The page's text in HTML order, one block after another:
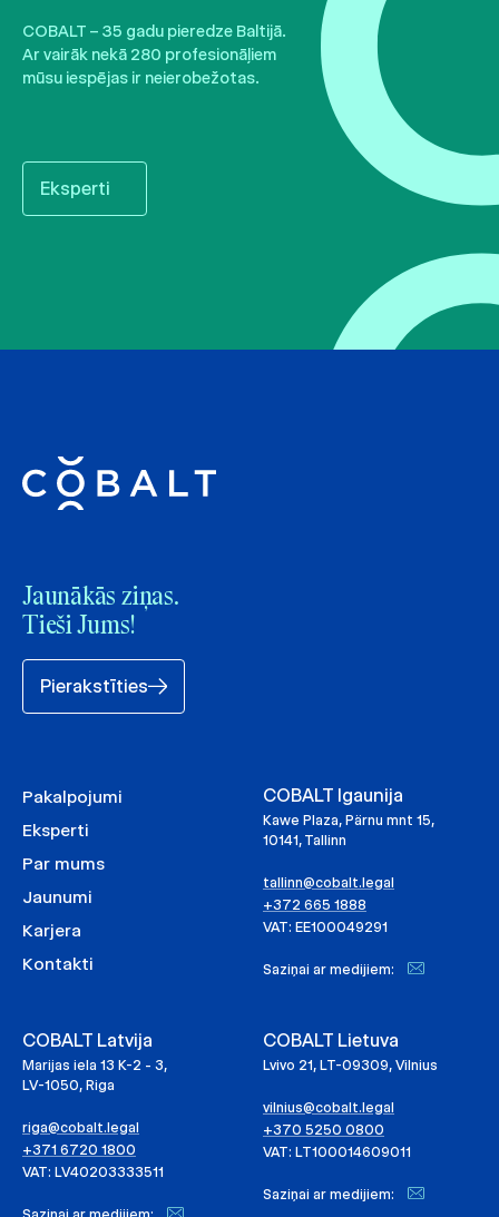
COBALT – 35 gadu pieredze Baltijā.
Ar vairāk nekā 280 profesionāļiem
mūsu iespējas ir neierobežotas.
Eksperti
Jaunākās ziņas.
Tieši Jums!
Pierakstīties
Pakalpojumi
Eksperti
Par mums
Jaunumi
Karjera
Kontakti
COBALT Igaunija
Kawe Plaza, Pärnu mnt 15,
10141, Tallinn
tallinn@cobalt.legal
+372 665 1888
VAT: EE100049291
Saziņai ar medijiem:
COBALT Latvija
Marijas iela 13 K-2 - 3,
LV-1050, Riga
riga@cobalt.legal
+371 6720 1800
VAT: LV40203333511
COBALT Lietuva
Lvivo 21, LT-09309, Vilnius
vilnius@cobalt.legal
+370 5250 0800
VAT: LT100014609011
Saziņai ar medijiem: